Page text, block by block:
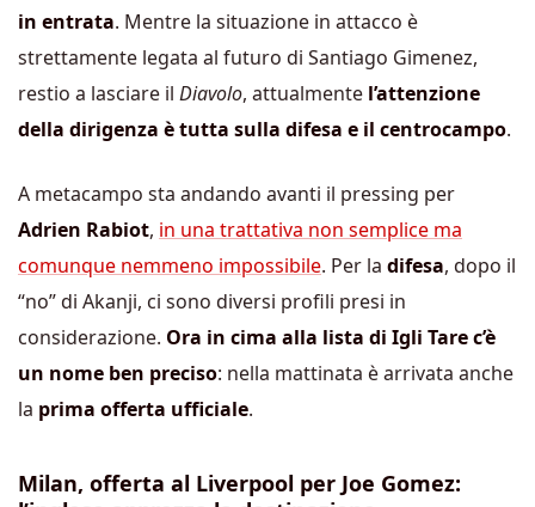
in entrata. Mentre la situazione in attacco è
strettamente legata al futuro di Santiago Gimenez,
restio a lasciare il Diavolo, attualmente l’attenzione
della dirigenza è tutta sulla difesa e il centrocampo.
A metacampo sta andando avanti il pressing per
Adrien Rabiot, in una trattativa non semplice ma
comunque nemmeno impossibile. Per la difesa, dopo il
“no” di Akanji, ci sono diversi profili presi in
considerazione. Ora in cima alla lista di Igli Tare c’è
un nome ben preciso: nella mattinata è arrivata anche
la prima offerta ufficiale.
Milan, offerta al Liverpool per Joe Gomez: